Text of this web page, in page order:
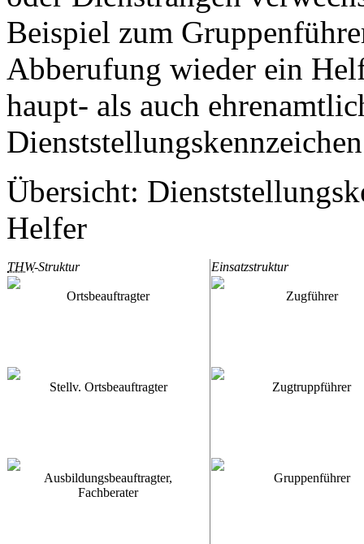
Beispiel zum
Abberufung wieder ein
haupt- als auch
Übersicht:
Helfer
THW-Struktur Einsatzstruktur
Ortsbeauftragter Zugführer
Stellv. Ortsbeauftragter Zugtruppführer
Ausbildungsbeauftragter,
Fachberater
Gruppenführer